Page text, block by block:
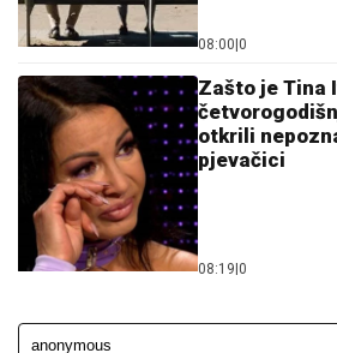
08:00 0
Zašto je Tina
otkrili
pjevačici
08:19 0